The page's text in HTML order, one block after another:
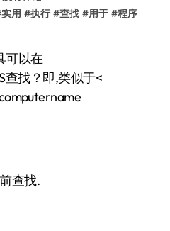
实用 #执行 #查找 #用于 #程序
可以在
查找？即,类似于<
查找.